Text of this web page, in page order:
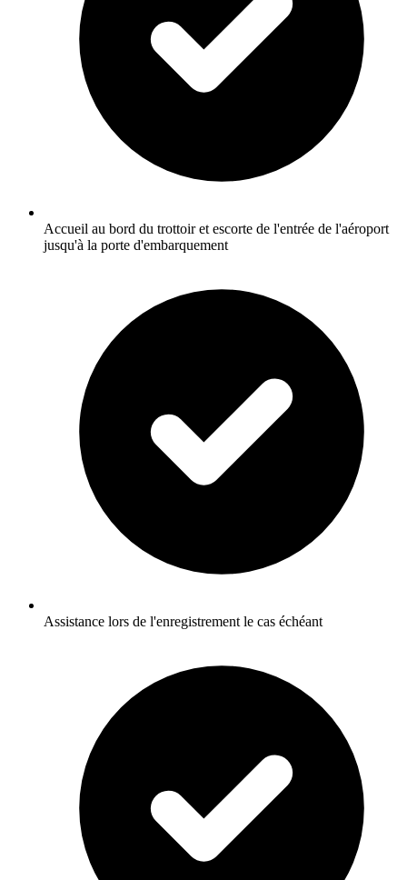
Accueil au bord du trottoir et escorte de l'entrée de l'aéroport
jusqu'à la porte d'embarquement
Assistance lors de l'enregistrement le cas échéant